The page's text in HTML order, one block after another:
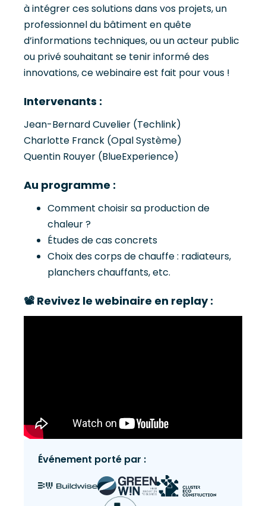
à intégrer ces solutions dans vos projets, un
professionnel du bâtiment en quête
d’informations techniques, ou un acteur public
ou privé souhaitant se tenir informé des
innovations, ce webinaire est fait pour vous !
Intervenants :
Jean-Bernard Cuvelier (Techlink)
Charlotte Franck (Opal Système)
Quentin Rouyer (BlueExperience)
Au programme :
Comment choisir sa production de
chaleur ?
Études de cas concrets
Choix des corps de chauffe : radiateurs,
planchers chauffants, etc.
📽️ Revivez le webinaire en replay :
Événement porté par :